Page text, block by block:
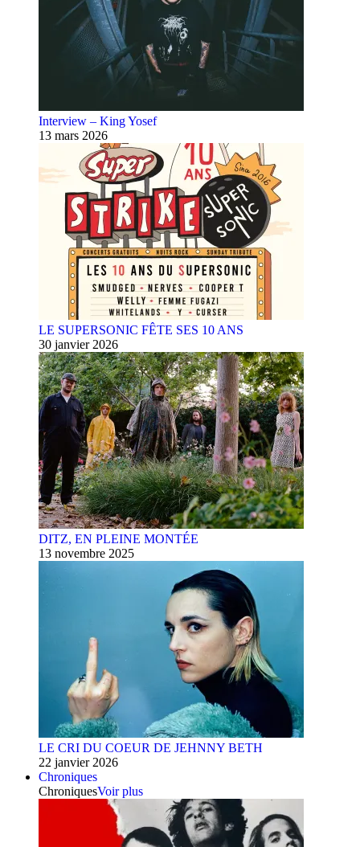
Interview – King Yosef
13 mars 2026
LE SUPERSONIC FÊTE SES 10 ANS
30 janvier 2026
DITZ, EN PLEINE MONTÉE
13 novembre 2025
LE CRI DU COEUR DE JEHNNY BETH
22 janvier 2026
Chroniques
ChroniquesVoir plus